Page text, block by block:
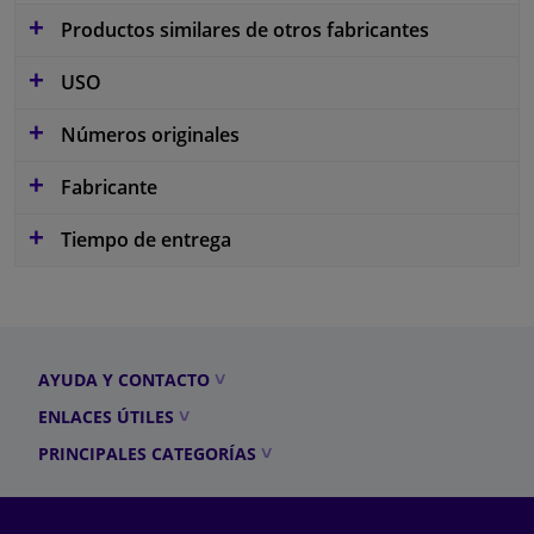
Productos similares de otros fabricantes
USO
Números originales
Fabricante
Tiempo de entrega
AYUDA Y CONTACTO
ENLACES ÚTILES
PRINCIPALES CATEGORÍAS